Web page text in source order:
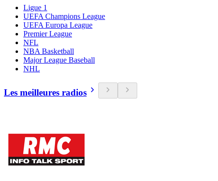
Ligue 1
UEFA Champions League
UEFA Europa League
Premier League
NFL
NBA Basketball
Major League Baseball
NHL
Les meilleures radios